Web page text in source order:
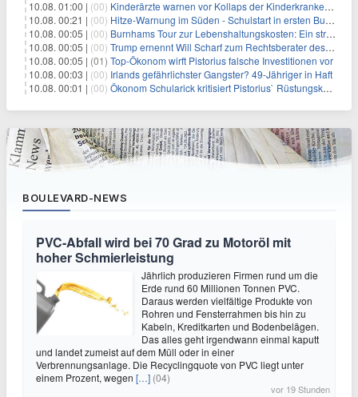
10.08. 01:00 | (00) Kinderärzte warnen vor Kollaps der Kinderkrankenpflege
10.08. 00:21 | (00) Hitze-Warnung im Süden - Schulstart in ersten Bundesländern
10.08. 00:05 | (00) Burnhams Tour zur Lebenshaltungskosten: Ein strategischer Schritt inmitten von Kontroversen
10.08. 00:05 | (00) Trump ernennt Will Scharf zum Rechtsberater des Weißen Hauses: Auswirkungen auf Wirtschaft und Governance
10.08. 00:05 | (01) Top-Ökonom wirft Pistorius falsche Investitionen vor
10.08. 00:03 | (00) Irlands gefährlichster Gangster? 49-Jähriger in Haft
10.08. 00:01 | (00) Ökonom Schularick kritisiert Pistorius` Rüstungskurs
BOULEVARD-NEWS
PVC-Abfall wird bei 70 Grad zu Motoröl mit
hoher Schmierleistung
Jährlich produzieren Firmen rund um die
Erde rund 60 Millionen Tonnen PVC.
Daraus werden vielfältige Produkte von
Rohren und Fensterrahmen bis hin zu
Kabeln, Kreditkarten und Bodenbelägen.
Das alles geht irgendwann einmal kaputt
und landet zumeist auf dem Müll oder in einer
Verbrennungsanlage. Die Recyclingquote von PVC liegt unter
einem Prozent, wegen […] (04)
vor 19 Stunden